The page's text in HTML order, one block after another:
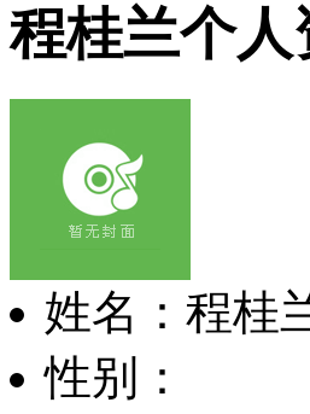
程桂兰个人
姓名：程桂
性别：